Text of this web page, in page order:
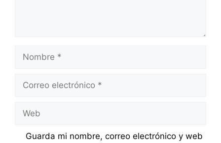
Nombre
Correo
Web
Guarda mi nombre, correo electrónico y web